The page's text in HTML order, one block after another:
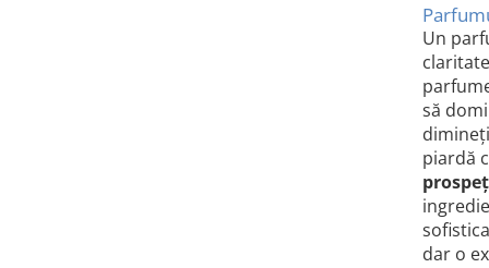
Un
să
piardă
dar o